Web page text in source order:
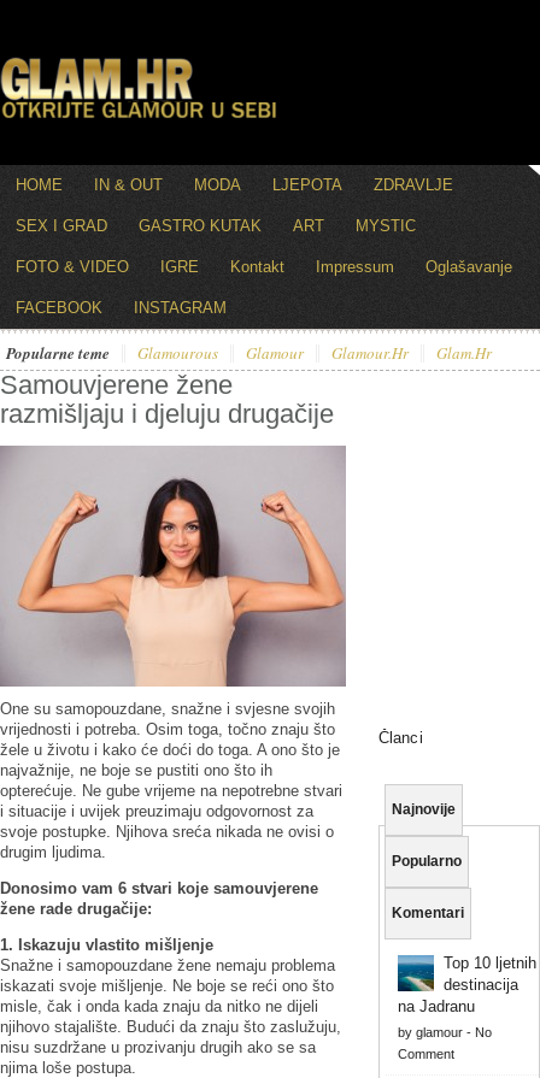
HOME IN & OUT MODA LJEPOTA ZDRAVLJE
SEX I GRAD GASTRO KUTAK ART MYSTIC
FOTO & VIDEO IGRE Kontakt Impressum Oglašavanje
FACEBOOK INSTAGRAM
Popularne teme Glamourous Glamour Glamour.hr Glam.hr
Samouvjerene žene
razmišljaju i djeluju drugačije
One su samopouzdane, snažne i svjesne svojih
vrijednosti i potreba. Osim toga, točno znaju što
žele u životu i kako će doći do toga. A ono što je
najvažnije, ne boje se pustiti ono što ih
opterećuje. Ne gube vrijeme na nepotrebne stvari
i situacije i uvijek preuzimaju odgovornost za
svoje postupke. Njihova sreća nikada ne ovisi o
drugim ljudima.
Donosimo vam 6 stvari koje samouvjerene
žene rade drugačije:
1. Iskazuju vlastito mišljenje
Snažne i samopouzdane žene nemaju problema
iskazati svoje mišljenje. Ne boje se reći ono što
misle, čak i onda kada znaju da nitko ne dijeli
njihovo stajalište. Budući da znaju što zaslužuju,
nisu suzdržane u prozivanju drugih ako se sa
njima loše postupa.
Članci
Najnovije
Popularno
Komentari
Top 10 ljetnih
destinacija
na Jadranu
by glamour- No
Comment